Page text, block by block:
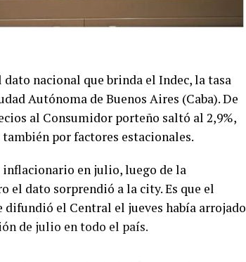
dato nacional que brinda el Indec, la tasa
Autónoma de Buenos Aires (Caba). De
al Consumidor porteño saltó al 2,9%,
por factores estacionales.
en julio, luego de la
el dato sorprendió a la city. Es que el
el Central el jueves había arrojado
de julio en todo el país.